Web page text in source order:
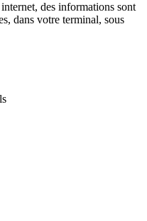
des informations sont
dans votre terminal, sous